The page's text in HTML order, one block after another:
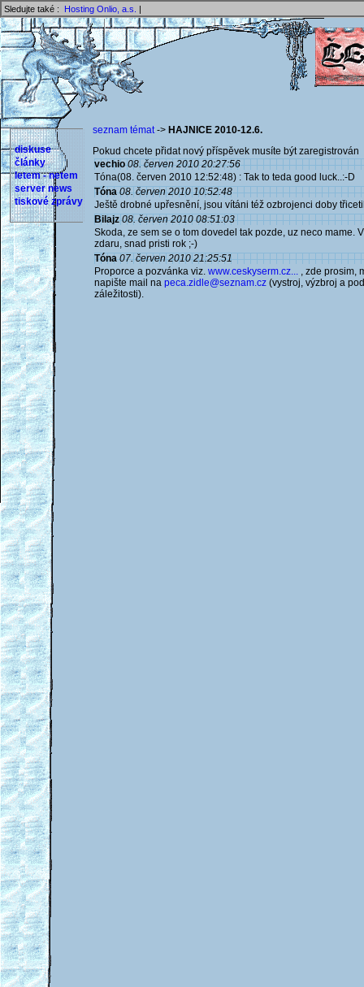
Sledujte také : Hosting Onlio, a.s. |
diskuse
články
letem - netem
server news
tiskové zprávy
seznam témat-> HAJNICE 2010-12.6.
Pokud chcete přidat nový příspěvek musíte být
vechio 08. červen 2010 20:27:56
Tóna(08. červen 2010 12:52:48) : Tak to teda good luck..:-D
Tóna 08. červen 2010 10:52:48
Ještě drobné upřesnění, jsou vítáni též ozbrojenci doby
Bilajz 08. červen 2010 08:51:03
Skoda, ze sem se o tom dovedel tak pozde, uz neco mame.
zdaru, snad pristi rok ;-)
Tóna 07. červen 2010 21:25:51
Proporce a pozvánka viz. www.ceskyserm.cz... , zde prosim,
napište mail na peca.zidle@seznam.cz (vystroj, výzbroj a
záležitosti).